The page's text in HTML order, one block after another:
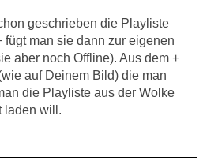
geschrieben die Playliste
fügt man sie dann zur eigenen
aber noch Offline). Aus dem +
auf Deinem Bild) die man
die Playliste aus der Wolke
laden will.